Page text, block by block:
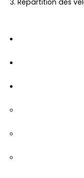
Répartition des